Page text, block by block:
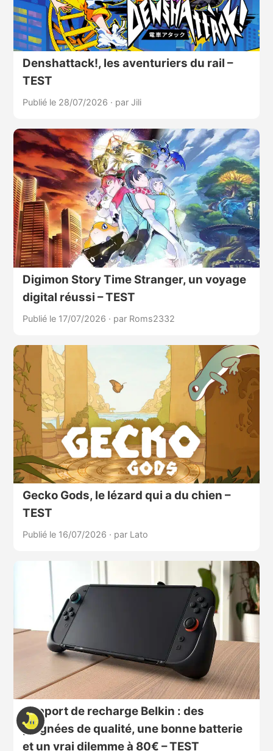
Denshattack!, les aventuriers du rail –
TEST
Publié le 28/07/2026 · par Jili
Digimon Story Time Stranger, un voyage
digital réussi – TEST
Publié le 17/07/2026 · par Roms2332
Gecko Gods, le lézard qui a du chien –
TEST
Publié le 16/07/2026 · par Lato
Support de recharge Belkin : des
poignées de qualité, une bonne batterie
et un vrai dilemme à 80€ – TEST